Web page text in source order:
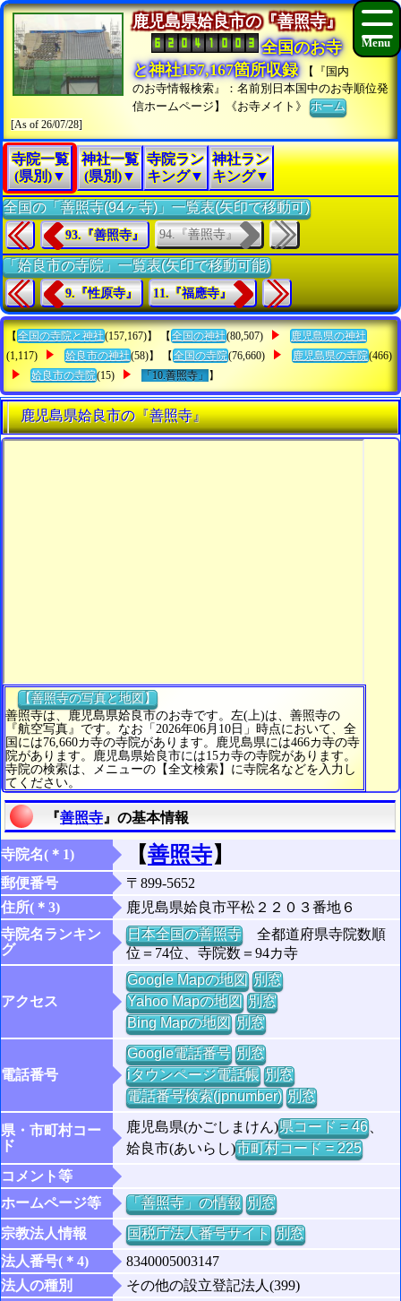
鹿児島県姶良市の『善照寺』
全国のお寺
と神社157,167箇所収録
【『国内
のお寺情報検索』：名前別日本国中のお寺順位発
信ホームページ】《お寺メイト》ホーム
[As of 26/07/28]
寺院一覧
(県別)▼
神社一覧
(県別)▼
寺院ラン
キング▼
神社ラン
キング▼
全国の「善照寺(94ヶ寺)」一覧表(矢印で移動可)
93.『善照寺』 94.『善照寺』
「姶良市の寺院」一覧表(矢印で移動可能)
9.『性原寺』 11.『福應寺』
【 全国の寺院と神社(157,167)】 【 全国の神社(80,507)
鹿児島県の神社
(1,117)
姶良市の神社(58)】 【 全国の寺院(76,660) 鹿児島県の寺院(466)
姶良市の寺院(15) 「10.善照寺」 】
鹿児島県姶良市の『善照寺』
【善照寺の写真と地図】
善照寺は、鹿児島県姶良市のお寺です。左(上)は、善照寺の
『航空写真』です。なお「2026年06月10日」時点において、全
国には76,660カ寺の寺院があります。鹿児島県には466カ寺の寺
院があります。鹿児島県姶良市には15カ寺の寺院があります。
寺院の検索は、メニューの【全文検索】に寺院名などを入力し
てください。
『善照寺 』の基本情報
寺院名(＊1) 【善照寺】
郵便番号
〒899-5652
住所(＊3)
鹿児島県姶良市平松２２０３番地６
寺院名ランキン
グ
日本全国の善照寺全都道府県寺院数順
位＝74位、寺院数＝94カ寺
アクセス
Google Mapの地図 別窓
Yahoo Mapの地図 別窓
Bing Mapの地図 別窓
電話番号
Google電話番号 別窓
iタウンページ電話帳 別窓
電話番号検索(jpnumber) 別窓
県・市町村コー
ド
鹿児島県(かごしまけん)県コード = 46、
姶良市(あいらし)市町村コード = 225
コメント等
ホームページ等
「善照寺」の情報 別窓
宗教法人情報
国税庁法人番号サイト 別窓
法人番号(＊4)
8340005003147
法人の種別
その他の設立登記法人(399)